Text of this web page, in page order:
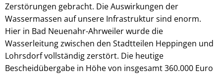
Zerstörungen gebracht. Die Auswirkungen der
Wassermassen auf unsere Infrastruktur sind enorm.
Hier in Bad Neuenahr-Ahrweiler wurde die
Wasserleitung zwischen den Stadtteilen Heppingen und
Lohrsdorf vollständig zerstört. Die heutige
Bescheidübergabe in Höhe von insgesamt 360.000 Euro